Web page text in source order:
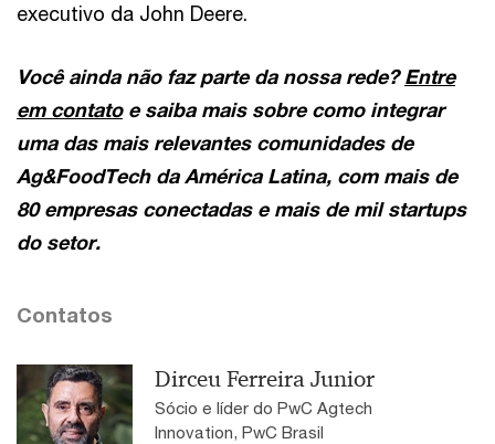
executivo da John Deere.
Você ainda não faz parte da nossa rede?Entre
em contatoe saiba mais sobre como integrar
uma das mais relevantes comunidades de
Ag&FoodTech da América Latina, com mais de
80 empresas conectadas e mais de mil startups
do setor.
Contatos
Dirceu Ferreira Junior
Sócio e líder do PwC Agtech
Innovation, PwC Brasil